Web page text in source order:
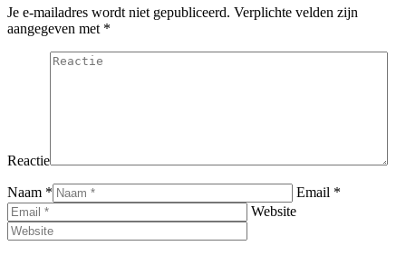
Je e-mailadres wordt niet gepubliceerd. Verplichte velden zijn
aangegeven met *
Reactie
Naam *
Email *
Website